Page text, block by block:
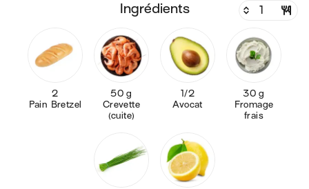
ingrédients
2
Pain Bretzel
50 g
Crevette
(cuite)
1/2
Avocat
30 g
Fromage
frais